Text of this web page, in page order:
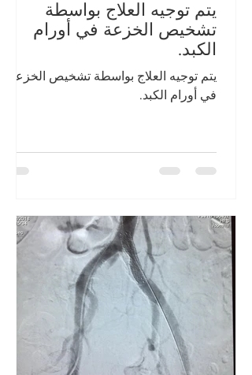
يتم توجيه العلاج بواسطة
تشخيص الخزعة في أورام
الكبد.
يتم توجيه العلاج بواسطة تشخيص الخزعة
في أورام الكبد.